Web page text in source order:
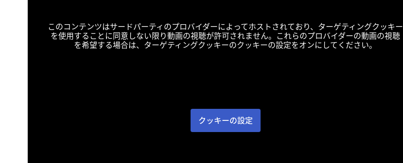
このコンテンツはサードパーティのプロバイダーによってホストされており、ターゲティングクッキー
を使用することに同意しない限り動画の視聴が許可されません。これらのプロバイダーの動画の視聴
を希望する場合は、ターゲティングクッキーのクッキーの設定をオンにしてください。
クッキーの設定